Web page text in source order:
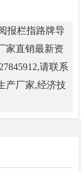
报栏指路牌导
家直销最新资
请联系
产厂家,经济技